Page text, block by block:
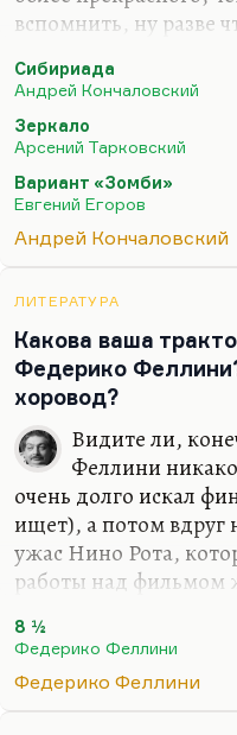
вспомнить, ну разве
когда старуха ходит
повторяет: «Сны…
как страшного и
Но вы будете
страшным сном в
«Вариант «Зомби».
отражена очень
с ума, комбинируя
Вот ему снится,…
Сибириада
Андрей Кончаловский
Зеркало
Арсений Тарковский
Вариант «Зомби»
Евгений Егоров
Андрей Кончаловский
ЛИТЕРАТУРА
Какова ваша
Федерико
хоровод?
Видите ли,
Феллини
очень долго искал
ищет), а потом вдруг
ужас Нино Рота,
работы над фильмом
про это. А как можно
финальный марш?
музыкальных тем в
8 ½
Федерико Феллини
Федерико Феллини